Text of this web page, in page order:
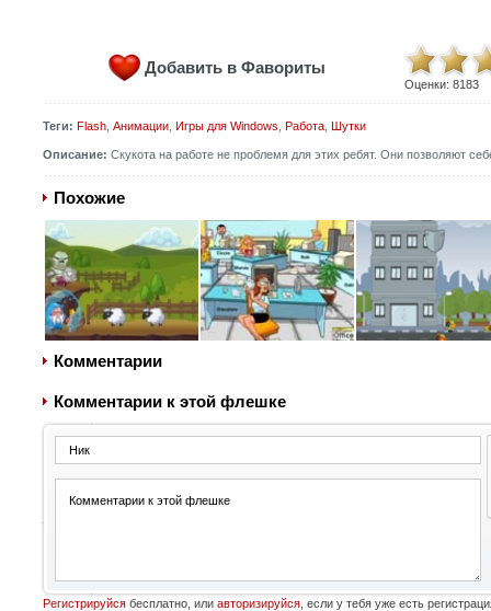
Добавить в Фавориты
Оценки: 8183
Теги: Flash, Анимации, Игры для Windows Работа, Шутки
Описание: Скукота на работе не проблемя для этих ребят. Они позволяют
Похожие
Комментарии
Комментарии к этой флешке
Регистрируйсябесплатно, или авторизируйся, если у тебя уже есть